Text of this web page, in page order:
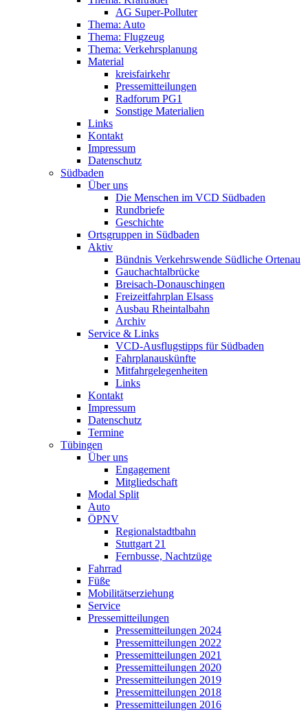
AG Super-Polluter
Thema: Auto
Thema: Flugzeug
Thema: Verkehrsplanung
Material
kreisfairkehr
Pressemitteilungen
Radforum PG1
Sonstige Materialien
Links
Kontakt
Impressum
Datenschutz
Südbaden
Über uns
Die Menschen im VCD Südbaden
Rundbriefe
Geschichte
Ortsgruppen in Südbaden
Aktiv
Bündnis Verkehrswende Südliche Ortenau
Gauchachtalbrücke
Breisach-Donauschingen
Freizeitfahrplan Elsass
Ausbau Rheintalbahn
Archiv
Service & Links
VCD-Ausflugstipps für Südbaden
Fahrplanauskünfte
Mitfahrgelegenheiten
Links
Kontakt
Impressum
Datenschutz
Termine
Tübingen
Über uns
Engagement
Mitgliedschaft
Modal Split
Auto
ÖPNV
Regionalstadtbahn
Stuttgart 21
Fernbusse, Nachtzüge
Fahrrad
Füße
Mobilitätserziehung
Service
Pressemitteilungen
Pressemitteilungen 2024
Pressemitteilungen 2022
Pressemitteilungen 2021
Pressemitteilungen 2020
Pressemitteilungen 2019
Pressemitteilungen 2018
Pressemitteilungen 2016